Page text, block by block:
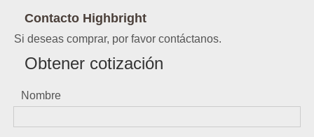
Contacto Highbright
Si deseas comprar, por favor contáctanos.
Obtener cotización
Nombre